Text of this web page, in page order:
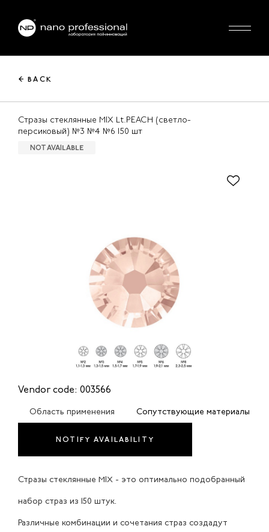
← BACK
Стразы стеклянные MIX Lt.PEACH (светло-
персиковый) №3 №4 №6 150 шт
NOT AVAILABLE
Vendor code: 003566
Область применения Сопутствующие материалы
NOTIFY AVAILABILITY
Стразы стеклянные MIX - это оптимально подобранный
набор страз из 150 штук.
Различные комбинации и сочетания страз создадут